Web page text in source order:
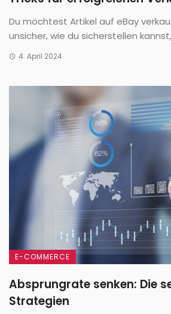
Du möchtest Artikel auf eBay
unsicher, wie du sicherstellen
4. April 2024
E-COMMERCE
Absprungrate senken: Die
Strategien